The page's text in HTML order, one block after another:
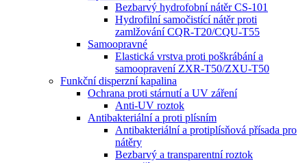
Bezbarvý hydrofobní nátěr CS-101
Hydrofilní samočistící nátěr proti
zamlžování CQR-T20/CQU-T55
Samoopravné
Elastická vrstva proti poškrábání a
samoopravení ZXR-T50/ZXU-T50
Funkční disperzní kapalina
Ochrana proti stárnutí a UV záření
Anti-UV roztok
Antibakteriální a proti plísním
Antibakteriální a protiplísňová přísada pro
nátěry
Bezbarvý a transparentní roztok